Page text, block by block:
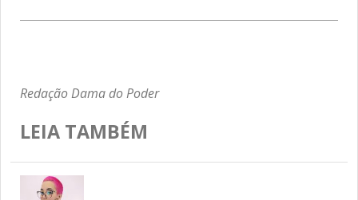
Redação Dama do Poder
LEIA TAMBÉM